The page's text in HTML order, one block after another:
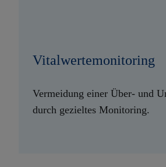
Vitalwertemonitoring
Vermeidung einer Über- und
durch gezieltes Monitoring.